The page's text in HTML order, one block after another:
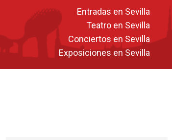
Entradas en Sevilla
Teatro en Sevilla
Conciertos en Sevilla
Exposiciones en Sevilla